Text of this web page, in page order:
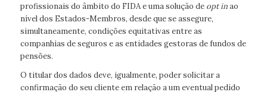
profissionais do âmbito do FIDA e uma solução de opt inao
nível dos Estados-Membros, desde que se assegure,
simultaneamente, condições equitativas entre as
companhias de seguros e as entidades gestoras de fundos de
pensões.
O titular dos dados deve, igualmente, poder solicitar a
confirmação do seu cliente em relação a um eventual pedido